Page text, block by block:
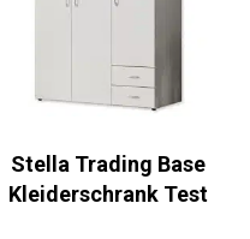
Stella Trading Base
Kleiderschrank Test